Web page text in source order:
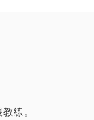
练。